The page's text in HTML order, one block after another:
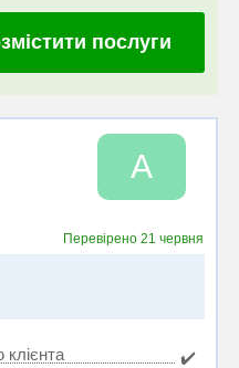
послуги
A
Перевірено21 червня
✔️